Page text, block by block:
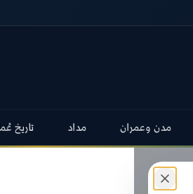
مدن وعمران مداد تاريخ